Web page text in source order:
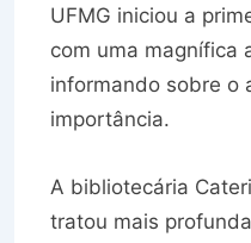
UFMG iniciou a
com uma magnífica
informando sobre o
importância.
A bibliotecária
tratou mais